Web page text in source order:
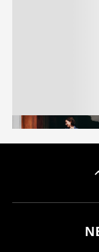
ケットなど7型を発売